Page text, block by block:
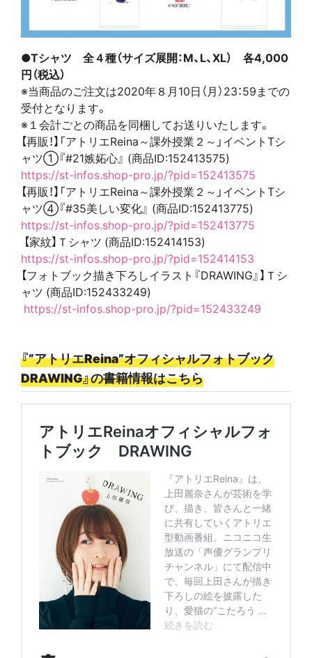
●Tシャツ 全４種（サイズ展開：M、L、XL） 各4,000
円（税込）
※当商品のご注文は2020年８月10日（月）23：59までの
受付となります。
※１会計ごとの商品を同梱してお送りいたします。
【再販！】「アトリエReina～課外授業２～」イベントTシ
ャツ①『#21嫉妬心』 (商品ID:152413575)
https://st-infos.shop-pro.jp/?pid=152413575
【再販！】「アトリエReina～課外授業２～」イベントTシ
ャツ④『#35美しい変化』 (商品ID:152413775)
https://st-infos.shop-pro.jp/?pid=152413775
【家紋】Ｔシャツ (商品ID:152414153)
https://st-infos.shop-pro.jp/?pid=152414153
【フォトブック描き下ろしイラスト『DRAWING』】Ｔシ
ャツ (商品ID:152433249)
https://st-infos.shop-pro.jp/?pid=152433249
『”アトリエReina”オフィシャルフォトブック
DRAWING』の書籍情報はこちら